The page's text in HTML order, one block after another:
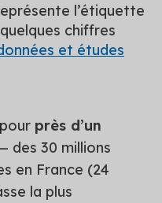
l’étiquette
chiffres
et études
près d’un
des 30 millions
en France (24
la plus